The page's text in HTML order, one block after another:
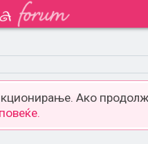
Ако